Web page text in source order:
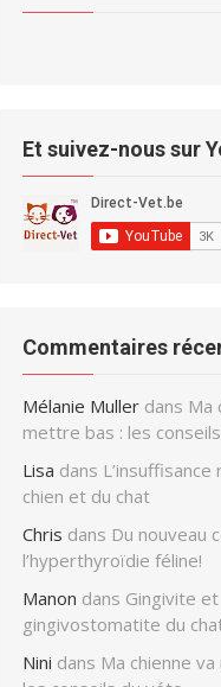
Et suivez-nous sur
Commentaires
Mélanie Muller dans Ma
mettre bas : les
Lisa dans L’insuffisance
chien et du chat
Chris dans Du nouveau
l’hyperthyroïdie féline!
Manon dans Gingivite et
gingivostomatite du
Nini dans Ma chienne
gratuit du Manuel des
Chats
promos et astuces du site